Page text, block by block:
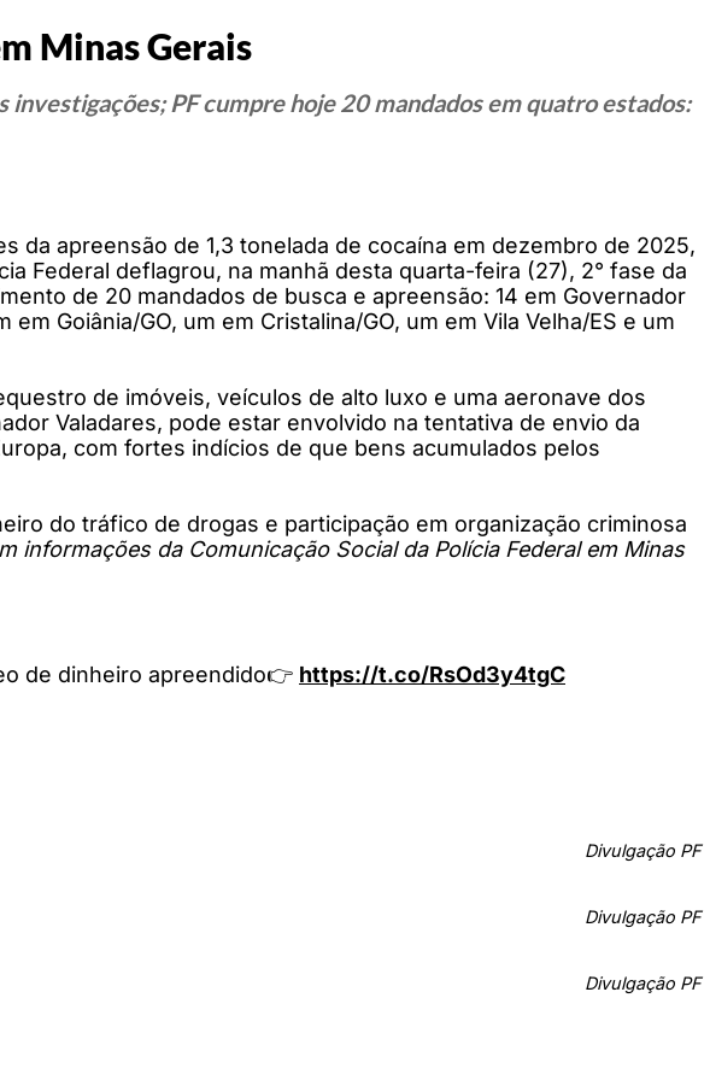
Minas Gerais
PF cumpre hoje 20 mandados em quatro estados:
da apreensão de 1,3 tonelada de cocaína em dezembro de 2025,
Federal deflagrou, na manhã desta quarta-feira (27), 2° fase da
de 20 mandados de busca e apreensão: 14 em Governador
Goiânia/GO, um em Cristalina/GO, um em Vila Velha/ES e um
de imóveis, veículos de alto luxo e uma aeronave dos
Valadares, pode estar envolvido na tentativa de envio da
com fortes indícios de que bens acumulados pelos
do tráfico de drogas e participação em organização criminosa
informações da Comunicação Social da Polícia Federal em Minas
de dinheiro apreendido👉 https://t.co/RsOd3y4tgC
Divulgação PF
Divulgação PF
Divulgação PF